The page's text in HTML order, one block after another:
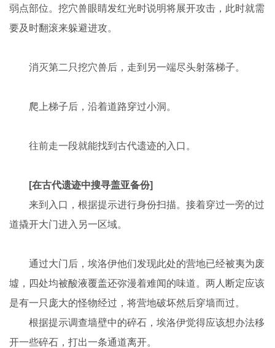
弱点部位。挖穴兽眼睛发红光时说明将展开攻击，此时就需
要及时翻滚来躲避进攻。
消灭第二只挖穴兽后，走到另一端尽头射落梯子。
爬上梯子后，沿着道路穿过小洞。
往前走一段就能找到古代遗迹的入口。
[在古代遗迹中搜寻盖亚备份]
来到入口，根据提示进行身份扫描。接着穿过一旁的过
道撬开大门进入另一区域。
通过大门后，埃洛伊他们发现此处的营地已经被夷为废
墟，四处均被酸液覆盖还弥漫着难闻的味道。两人断定应该
是有一只庞大的怪物经过，将营地破坏然后穿墙而过。
根据提示调查墙壁中的碎石，埃洛伊觉得应该想办法移
开一些碎石，打出一条通道离开。